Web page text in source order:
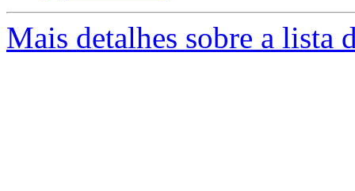
Mais detalhes sobre a lista